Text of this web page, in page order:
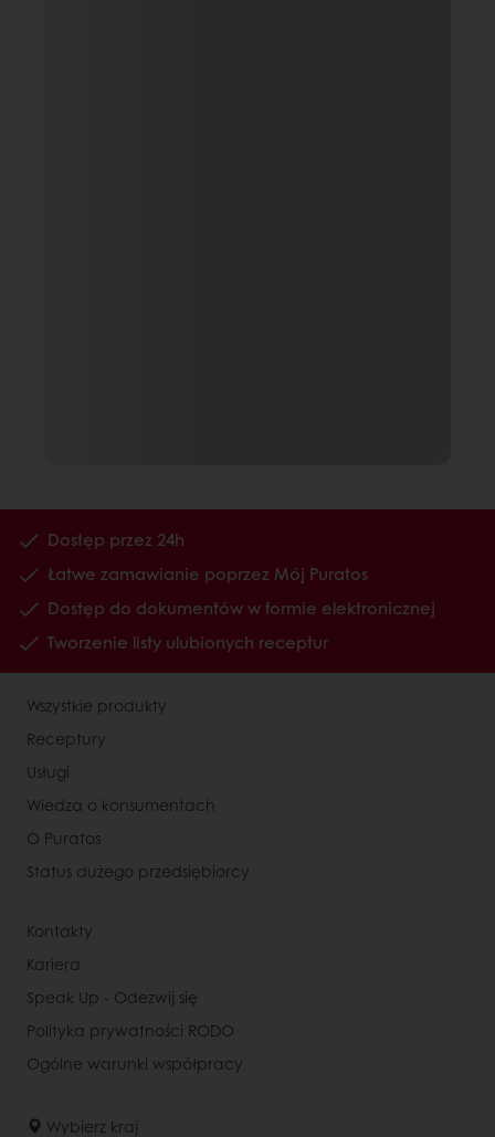
Dostęp przez 24h
Łatwe zamawianie poprzez Mój Puratos
Dostęp do dokumentów w formie elektronicznej
Tworzenie listy ulubionych receptur
Wszystkie produkty
Receptury
Usługi
Wiedza o konsumentach
O Puratos
Status dużego przedsiębiorcy
Kontakty
Kariera
Speak Up - Odezwij się
Polityka prywatności RODO
Ogólne warunki współpracy
Wybierz kraj